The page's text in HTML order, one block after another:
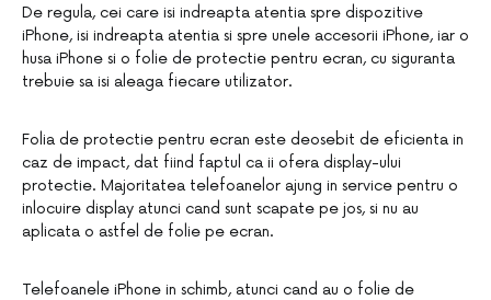
De regula, cei care isi indreapta atentia spre dispozitive
iPhone, isi indreapta atentia si spre unele accesorii iPhone, iar o
husa iPhone si o folie de protectie pentru ecran, cu siguranta
trebuie sa isi aleaga fiecare utilizator.
Folia de protectie pentru ecran este deosebit de eficienta in
caz de impact, dat fiind faptul ca ii ofera display-ului
protectie. Majoritatea telefoanelor ajung in service pentru o
inlocuire display atunci cand sunt scapate pe jos, si nu au
aplicata o astfel de folie pe ecran.
Telefoanele iPhone in schimb, atunci cand au o folie de